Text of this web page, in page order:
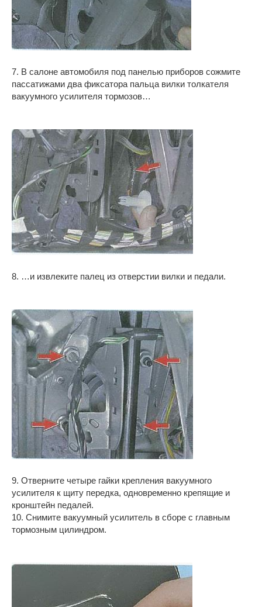
7. В салоне автомобиля под панелью приборов сожмите
пассатижами два фиксатора пальца вилки толкателя
вакуумного усилителя тормозов…
8. …и извлеките палец из отверстии вилки и педали.
9. Отверните четыре гайки крепления вакуумного
усилителя к щиту передка, одновременно крепящие и
кронштейн педалей.
10. Снимите вакуумный усилитель в сборе с главным
тормозным цилиндром.